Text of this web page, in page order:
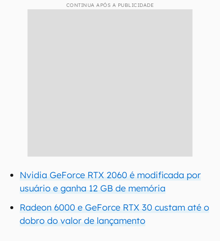
CONTINUA APÓS A PUBLICIDADE
Nvidia GeForce RTX 2060 é modificada por
usuário e ganha 12 GB de memória
Radeon 6000 e GeForce RTX 30 custam até o
dobro do valor de lançamento